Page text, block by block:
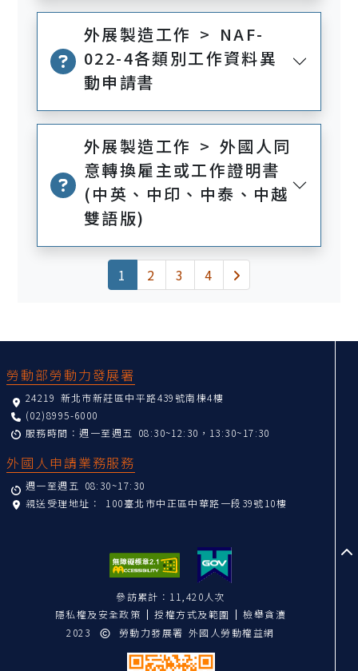
外展製造工作 > NAF-
022-4各類別工作資料異
動申請書
外展製造工作 > 外國人同
意轉換雇主或工作證明書
(中英、中印、中泰、中越
雙語版)
1 (current)
2 3 4 下一頁
勞動部勞動力發展署
24219 新北市新莊區中平路439號南棟4樓
(02)8995-6000
服務時間：週一至週五 08:30~12:30，13:30~17:30
外國人申請業務服務
週一至週五 08:30~17:30
親送受理地址： 100臺北市中正區中華路一段39號10樓
參訪累計：11,420人次
隱私權及安全政策
授權方式及範圍
檢舉貪瀆
2023
勞動力發展署 外國人勞動權益網
至